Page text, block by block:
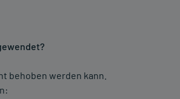
behoben werden kann.